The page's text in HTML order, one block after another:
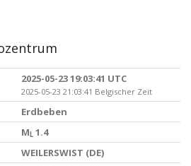
2025-05-23 19:03:41 UTC
2025-05-23 21:03:41 Belgischer Zeit
Erdbeben
M L 1.4
WEILERSWIST (DE)